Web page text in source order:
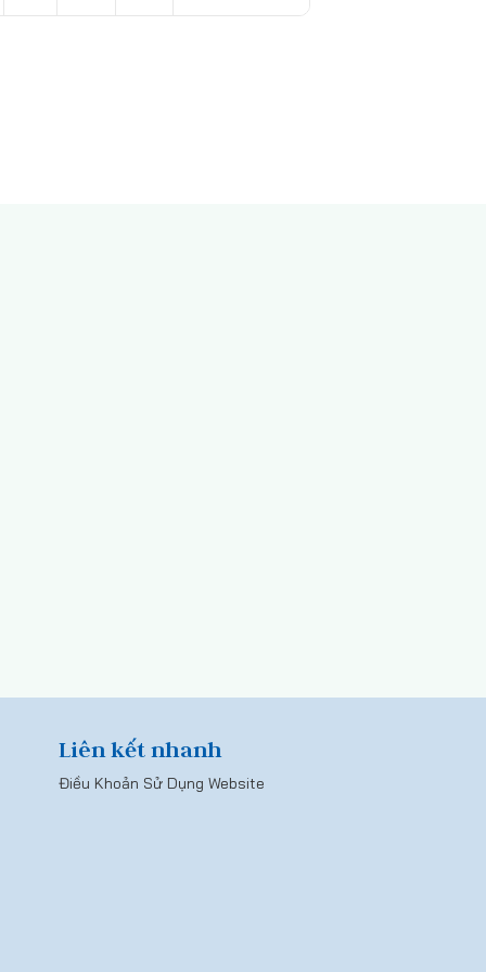
Liên kết nhanh
Điều Khoản Sử Dụng Website